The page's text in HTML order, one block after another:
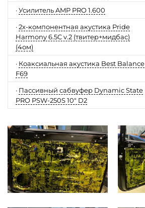
·Усилитель AMP PRO 1.600
·2х-компонентная акустика Pride
Harmony 6.5C v.2 (твитер+мидбас)
(4ом)
· Коаксиальная акустика Best Balance
F69
· Пассивный сабвуфер Dynamic State
PRO PSW-250S 10" D2